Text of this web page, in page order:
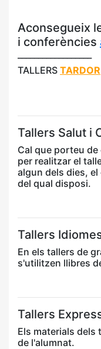
Aconsegueix
i conferències
TALLERS TARDOR
Tallers Salut i
Cal que porteu
per realitzar el
algun dels dies,
del qual disposi.
Tallers
En els tallers de
s'utilitzen llibres
Tallers
Els materials dels
de l'alumnat.